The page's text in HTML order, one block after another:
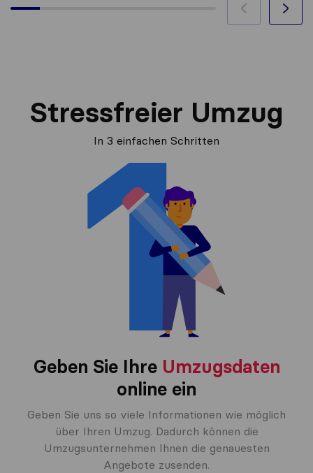
Stressfreier Umzug
In 3 einfachen Schritten
Geben Sie Ihre Umzugsdaten
online ein
Geben Sie uns so viele Informationen wie möglich
über Ihren Umzug. Dadurch können die
Umzugsunternehmen Ihnen die genauesten
Angebote zusenden.